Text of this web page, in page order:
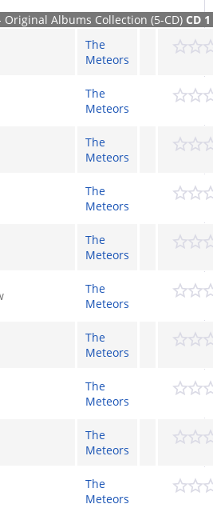
Original Albums Collection (5-CD) CD 1
The
Meteors
The
Meteors
The
Meteors
The
Meteors
The
Meteors
The
Meteors
The
Meteors
The
Meteors
The
Meteors
The
Meteors